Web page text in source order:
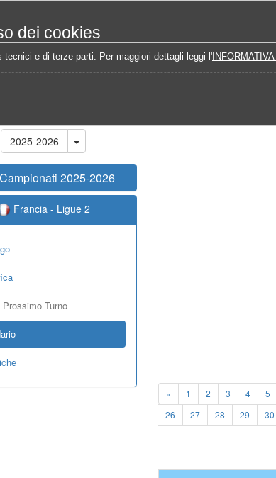
dei cookies
e di terze parti. Per maggiori dettagli leggi l'
Campionati Francia - Ligue 2 2025-2026 Calendario
2025-2026
2025-2026
Francia - Ligue 2
Turno
« 1 2 3 4 5
26
27 28 29 30